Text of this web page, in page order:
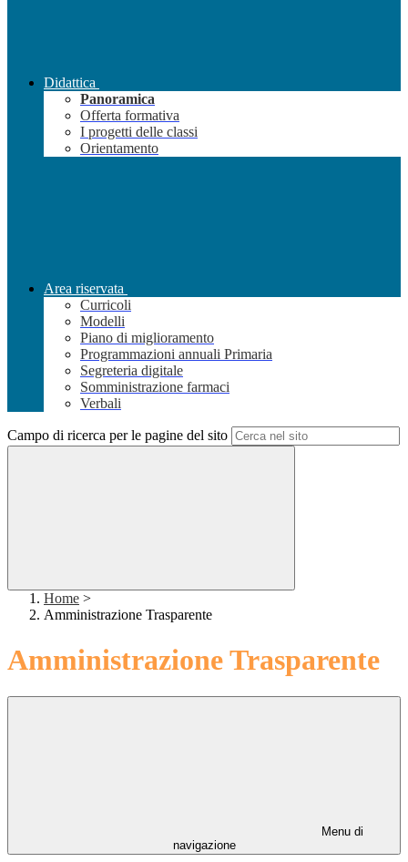
Didattica
Panoramica
Offerta formativa
I progetti delle classi
Orientamento
Area riservata
Curricoli
Modelli
Piano di miglioramento
Programmazioni annuali Primaria
Segreteria digitale
Somministrazione farmaci
Verbali
Campo di ricerca per le pagine del sito
Home >
Amministrazione Trasparente
Amministrazione Trasparente
Menu di
navigazione